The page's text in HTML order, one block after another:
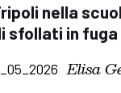
nella
sfollati in fuga
Elisa